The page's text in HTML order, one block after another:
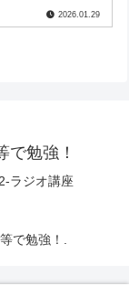
2026.01.29
で勉強！
ラジオ講座
で勉強！.